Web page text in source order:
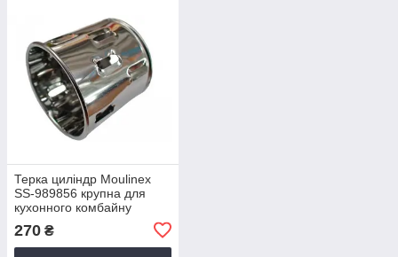
Терка циліндр Moulinex
SS-989856 крупна для
кухонного комбайну
270 ₴